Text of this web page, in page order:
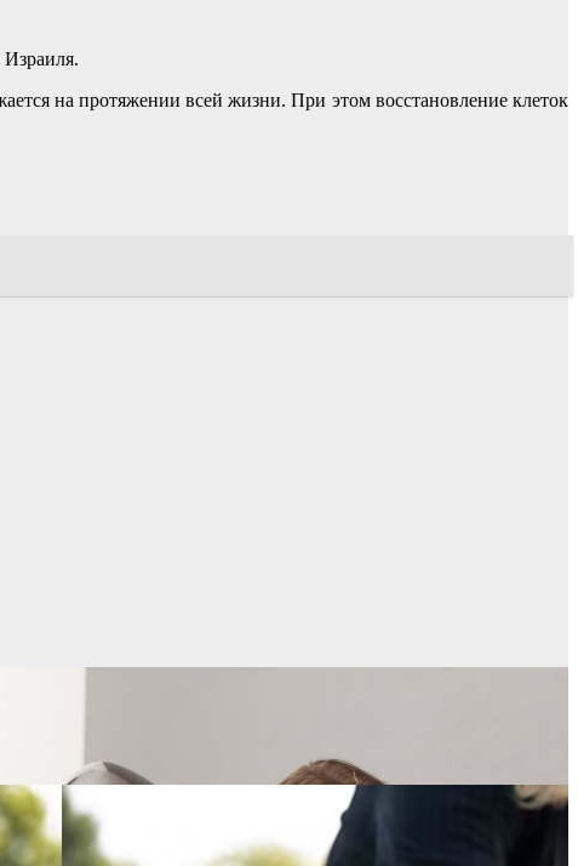
на протяжении всей жизни. При этом восстановление клеток